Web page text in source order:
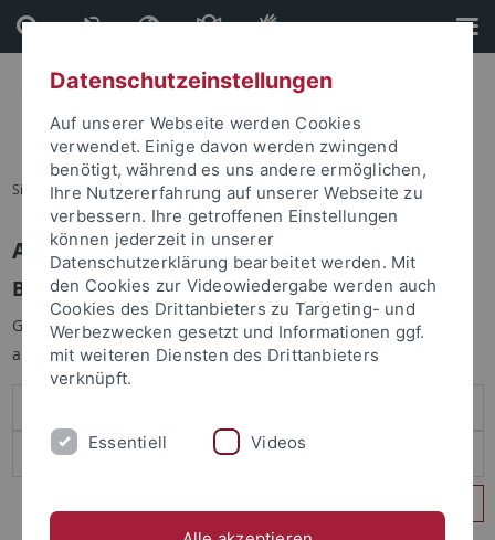
Direkt
zum
Inhalt
Direkt
zur
Fußleiste
Sie sind hier: Startseite
Anmelden
Benutzeranmeldung
Geben Sie Ihren Benutzernamen und Ihr Passwort an um sich
anzumelden:
Datenschutzeinstellungen
Auf unserer Webseite werden Cookies
verwendet. Einige davon werden zwingend
benötigt, während es uns andere ermöglichen,
Ihre Nutzererfahrung auf unserer Webseite zu
verbessern. Ihre getroffenen Einstellungen
können jederzeit in unserer
Datenschutzerklärung bearbeitet werden. Mit
den Cookies zur Videowiedergabe werden auch
Cookies des Drittanbieters zu Targeting- und
Werbezwecken gesetzt und Informationen ggf.
mit weiteren Diensten des Drittanbieters
verknüpft.
Essentiell Videos